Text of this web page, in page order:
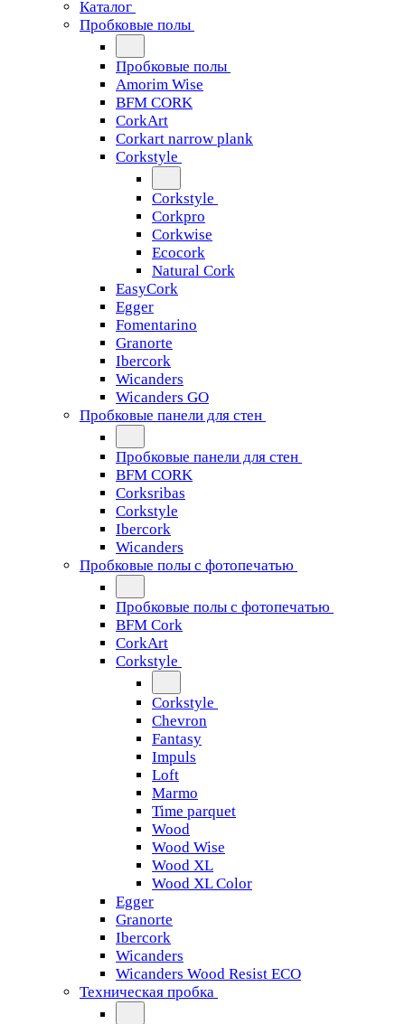
Каталог
Пробковые полы
Пробковые полы
Amorim Wise
BFM CORK
CorkArt
Corkart narrow plank
Corkstyle
Corkstyle
Corkpro
Corkwise
Ecocork
Natural Cork
EasyCork
Egger
Fomentarino
Granorte
Ibercork
Wicanders
Wicanders GO
Пробковые панели для стен
Пробковые панели для стен
BFM CORK
Corksribas
Corkstyle
Ibercork
Wicanders
Пробковые полы с фотопечатью
Пробковые полы с фотопечатью
BFM Cork
CorkArt
Corkstyle
Corkstyle
Chevron
Fantasy
Impuls
Loft
Marmo
Time parquet
Wood
Wood Wise
Wood XL
Wood XL Color
Egger
Granorte
Ibercork
Wicanders
Wicanders Wood Resist ECO
Техническая пробка